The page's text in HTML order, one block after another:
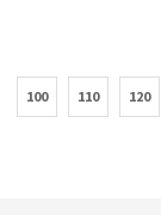
100 110 120